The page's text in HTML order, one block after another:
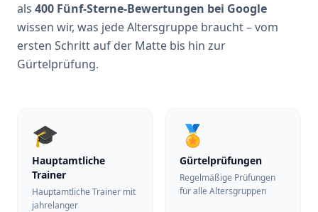
als 400 Fünf-Sterne-Bewertungen bei Google
wissen wir, was jede Altersgruppe braucht – vom
ersten Schritt auf der Matte bis hin zur
Gürtelprüfung.
🎓
Hauptamtliche
Trainer
Hauptamtliche Trainer mit
jahrelanger
🏅
Gürtelprüfungen
Regelmäßige Prüfungen
für alle Altersgruppen